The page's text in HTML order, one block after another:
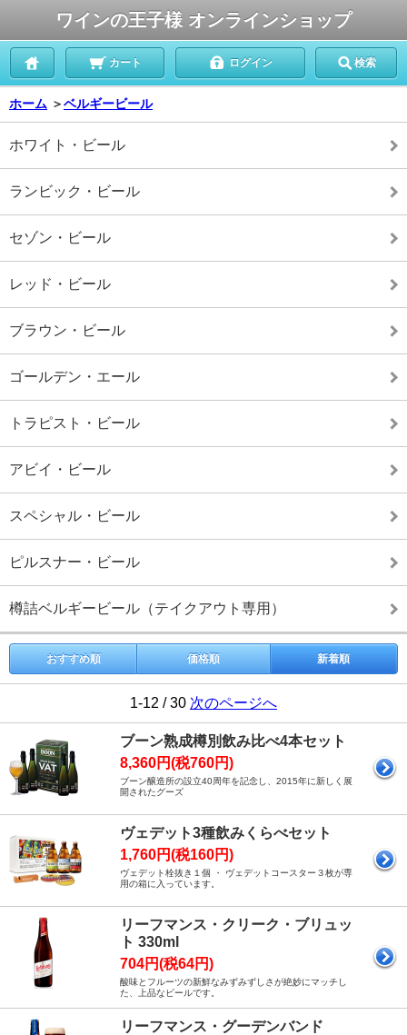
ワインの王子様 オンラインショップ
カート ログイン 検索
ホーム ＞ベルギービール
ホワイト・ビール
ランビック・ビール
セゾン・ビール
レッド・ビール
ブラウン・ビール
ゴールデン・エール
トラピスト・ビール
アビイ・ビール
スペシャル・ビール
ピルスナー・ビール
樽詰ベルギービール（テイクアウト専用）
おすすめ順 価格順 新着順
1-12 / 30 次のページへ
ブーン熟成樽別飲み比べ4本セット
8,360円(税760円)
ブーン醸造所の設立40周年を記念し、2015年に新しく展
開されたグーズ
ヴェデット3種飲みくらべセット
1,760円(税160円)
ヴェデット栓抜き１個 ・ ヴェデットコースター３枚が専
用の箱に入っています。
リーフマンス・クリーク・ブリュッ
ト 330ml
704円(税64円)
酸味とフルーツの新鮮なみずみずしさが絶妙にマッチし
た、上品なビールです。
リーフマンス・グーデンバンド